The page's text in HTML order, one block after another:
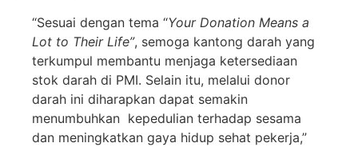
“Sesuai dengan tema “Your Donation Means a
Lot to Their Life”, semoga kantong darah yang
terkumpul membantu menjaga ketersediaan
stok darah di PMI. Selain itu, melalui donor
darah ini diharapkan dapat semakin
menumbuhkan kepedulian terhadap sesama
dan meningkatkan gaya hidup sehat pekerja,”